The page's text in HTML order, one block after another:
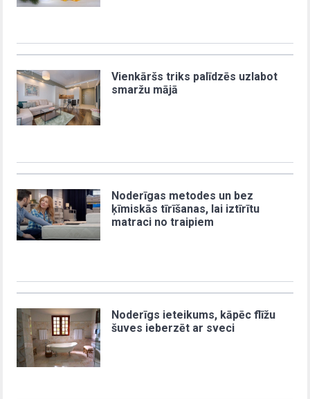
Vienkāršs triks palīdzēs uzlabot
smaržu mājā
Noderīgas metodes un bez
ķīmiskās tīrīšanas, lai iztīrītu
matraci no traipiem
Noderīgs ieteikums, kāpēc flīžu
šuves ieberzēt ar sveci